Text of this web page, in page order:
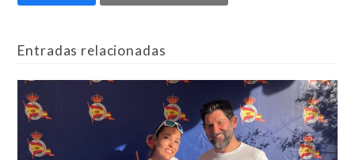
Entradas relacionadas